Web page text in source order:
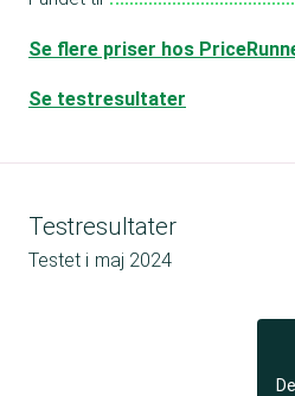
Se flere priser hos
Se testresultater
Testresultater
Testet i maj 2024